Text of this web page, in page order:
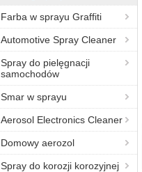
Farba w sprayu Graffiti
Automotive Spray Cleaner
Spray do pielęgnacji
samochodów
Smar w sprayu
Aerosol Electronics Cleaner
Domowy aerozol
Spray do korozji korozyjnej